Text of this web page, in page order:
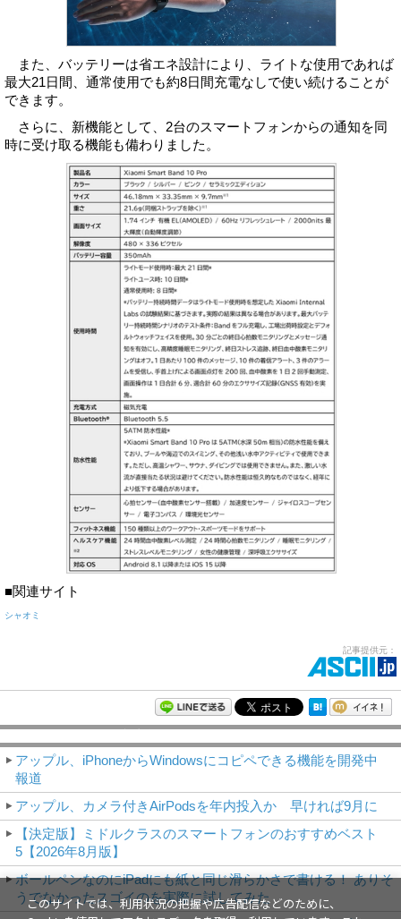
また、バッテリーは省エネ設計により、ライトな使用であれば
最大21日間、通常使用でも約8日間充電なしで使い続けることが
できます。
さらに、新機能として、2台のスマートフォンからの通知を同
時に受け取る機能も備わりました。
■関連サイト
シャオミ
記事提供元：
アップル、iPhoneからWindowsにコピペできる機能を開発中
報道
アップル、カメラ付きAirPodsを年内投入か 早ければ9月に
【決定版】ミドルクラスのスマートフォンのおすすめベスト
5【2026年8月版】
ボールペンなのにiPadにも紙と同じ滑らかさで書ける！ ありそ
うでなかったスゴイのを実際に試してみた
このサイトでは、利用状況の把握や広告配信などのために、